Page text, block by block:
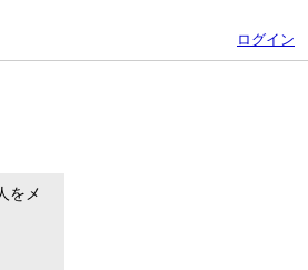
ログイン
をメ